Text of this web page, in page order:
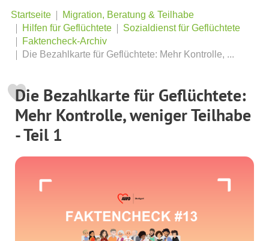
Startseite
Migration, Beratung & Teilhabe
Hilfen für Geflüchtete
Sozialdienst für Geflüchtete
Faktencheck-Archiv
Die Bezahlkarte für Geflüchtete: Mehr Kontrolle, ...
Die Bezahlkarte für Geflüchtete:
Mehr Kontrolle, weniger Teilhabe
- Teil 1